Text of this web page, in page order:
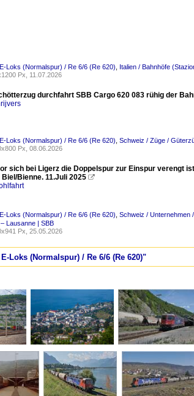
Loks (Normalspur) / Re 6/6 (Re 620) Italien / Bahnhöfe
Px, 11.07.2026
durchfahrt SBB Cargo 620 083 rühig der
Loks (Normalspur) / Re 6/6 (Re 620) Schweiz / Züge /
Px, 08.06.2026
sich bei Ligerz die Doppelspur zur Einspur verengt
Biel/Bienne. 11.Juli 2025 
Loks (Normalspur) / Re 6/6 (Re 620) Schweiz / Unternehmen
Lausanne | SBB
Px, 25.05.2026
Loks (Normalspur) / Re 6/6 (Re 620)"